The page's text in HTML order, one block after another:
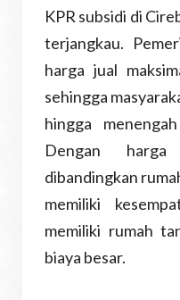
KPR subsidi di
terjangkau.
harga jual
sehingga
hingga
Dengan
dibandingkan
memiliki
memiliki rumah
biaya besar.